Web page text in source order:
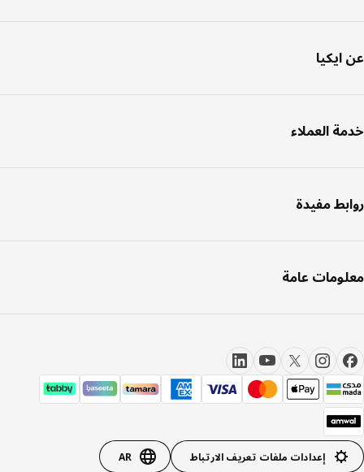
العملاء
مفيدة
عامة
إعدادات ملفات تعريف الارتباط AR